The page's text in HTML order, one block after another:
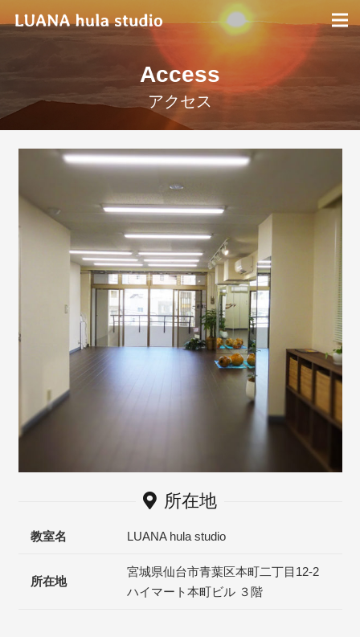
Access
アクセス
所在地
教室名 LUANA hula studio
所在地
宮城県仙台市青葉区本町二丁目12-2
ハイマート本町ビル ３階